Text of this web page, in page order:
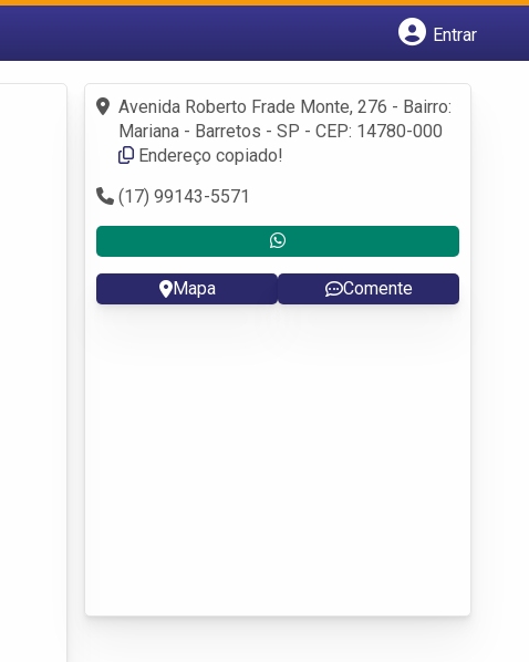
Entrar
Fazer login
Criar conta
Avenida Roberto Frade Monte, 276 - Bairro:
Mariana - Barretos - SP - CEP: 14780-000
Endereço copiado!
(17) 99143-5571
Mapa Comente